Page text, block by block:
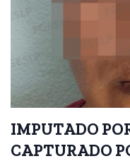
IMPUTADO
CAPTURADO